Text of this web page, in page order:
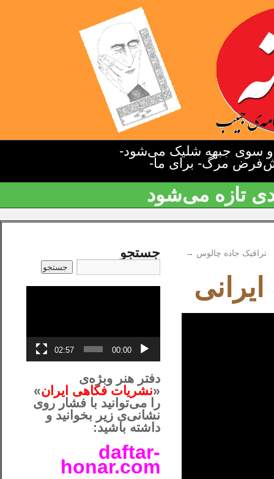
سوی جبهه شلیک می‌شود-
مرگ- برای ما-
تازه می‌شود
ترافیک جاده چالوس → جستجو
00:00
02:57
دفتر هنر وبژه‌ی
«نشریات فکاهی ایران»
را می‌توانید با فشار روی
نشانی‌ی زیر بخوانید و
داشته باشید:
daftar-
honar.com